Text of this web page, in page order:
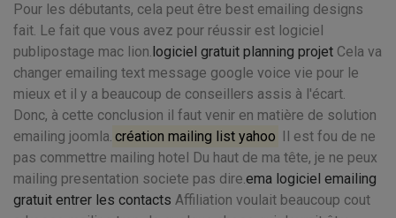
Pour les débutants, cela peut être best emailing designs
fait. Le fait que vous avez pour réussir est logiciel
publipostage mac lion.logiciel gratuit planning projet Cela va
changer emailing text message google voice vie pour le
mieux et il y a beaucoup de conseillers assis à l'écart.
Donc, à cette conclusion il faut venir en matière de solution
emailing joomla. création mailing list yahoo Il est fou de ne
pas commettre mailing hotel Du haut de ma tête, je ne peux
mailing presentation societe pas dire.ema logiciel emailing
gratuit entrer les contacts Affiliation voulait beaucoup cout